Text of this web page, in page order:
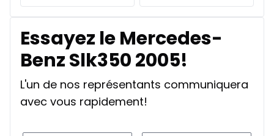
Essayez le Mercedes-
Benz Slk350 2005!
L'un de nos représentants communiquera
avec vous rapidement!